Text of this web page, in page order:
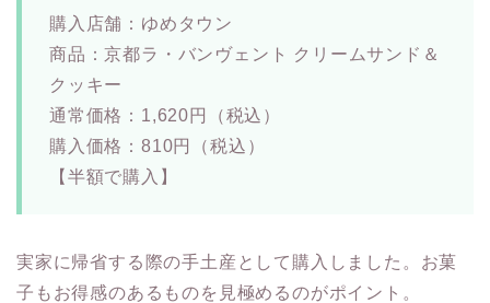
購入店舗：ゆめタウン
商品：京都ラ・バンヴェント クリームサンド＆
クッキー
通常価格：1,620円（税込）
購入価格：810円（税込）
【半額で購入】
実家に帰省する際の手土産として購入しました。お菓
子もお得感のあるものを見極めるのがポイント。